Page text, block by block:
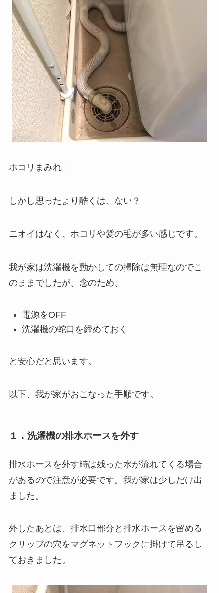
ホコリまみれ！
しかし思ったより酷くは、ない？
ニオイはなく、ホコリや髪の毛が多い感じです。
我が家は洗濯機を動かしての掃除は無理なのでこ
のままでしたが、念のため、
電源をOFF
洗濯機の蛇口を締めておく
と安心だと思います。
以下、我が家がおこなった手順です。
１．洗濯機の排水ホースを外す
排水ホースを外す時は残った水が流れてくる場合
があるので注意が必要です。我が家は少しだけ出
ました。
外したあとは、排水口部分と排水ホースを留める
クリップの穴をマグネットフックに掛けて吊るし
ておきました。